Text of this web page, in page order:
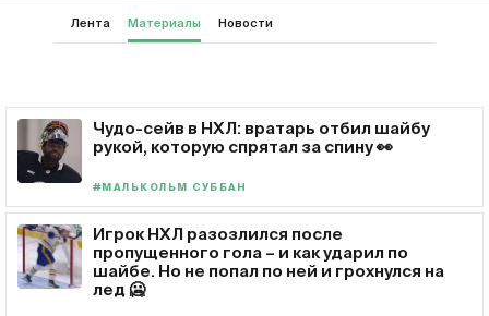
Лента Материалы Новости
Чудо-сейв в НХЛ: вратарь отбил шайбу
рукой, которую спрятал за спину 👀
#МАЛЬКОЛЬМ СУББАН
Игрок НХЛ разозлился после
пропущенного гола – и как ударил по
шайбе. Но не попал по ней и грохнулся на
лед 🥶